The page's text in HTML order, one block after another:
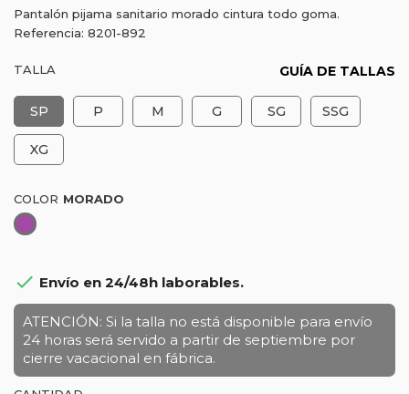
Pantalón pijama sanitario morado cintura todo goma.
Referencia: 8201-892
TALLA GUÍA DE TALLAS
SP P M G SG SSG
XG
COLOR
Morado
 Envío en 24/48h laborables.
ATENCIÓN: Si la talla no está disponible para envío
24 horas será servido a partir de septiembre por
cierre vacacional en fábrica.